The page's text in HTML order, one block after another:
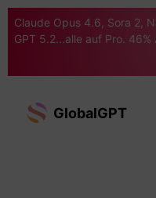
Claude Opus 4.6, Sora 2,
GPT 5.2...alle auf Pro. 46%
GlobalGPT